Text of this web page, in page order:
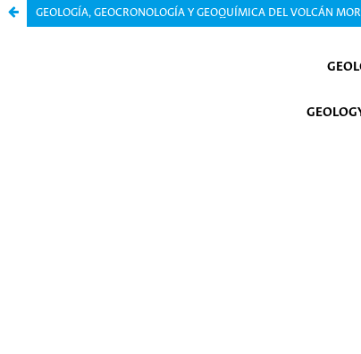
GEOLOGÍA, GEOCRONOLOGÍA Y GEOQUÍMICA DEL VOLCÁN